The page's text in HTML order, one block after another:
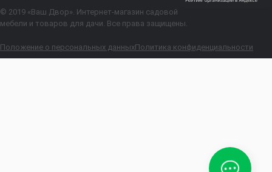
© 2019 «Ваш Двор». Интернет-магазин садовой
мебели и товаров для дачи. Все права защищены.
Положение о персональных данныхПолитика конфиденциальности